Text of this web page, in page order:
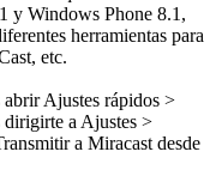
y Windows Phone 8.1,
herramientas para
etc.
Ajustes rápidos >
a Ajustes >
a Miracast desde